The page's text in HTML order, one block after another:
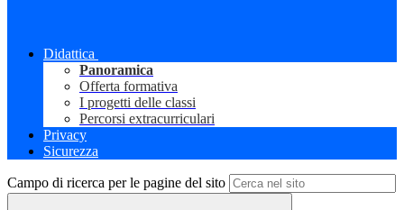
Didattica
Panoramica
Offerta formativa
I progetti delle classi
Percorsi extracurriculari
Privacy
Sicurezza
Campo di ricerca per le pagine del sito